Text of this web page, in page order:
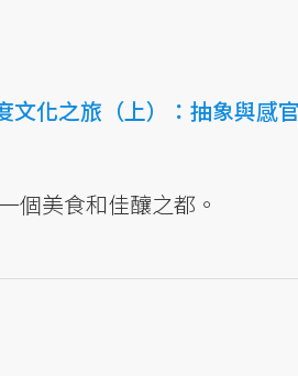
文化之旅（上）：抽象與感
個美食和佳釀之都。